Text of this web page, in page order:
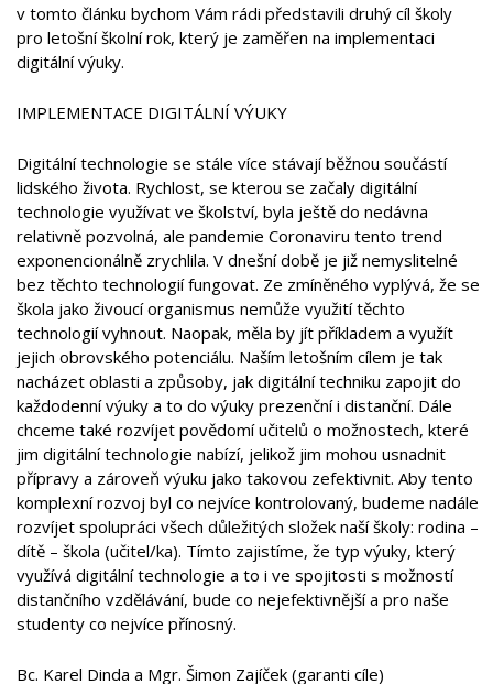
v tomto článku bychom Vám rádi představili druhý cíl školy
pro letošní školní rok, který je zaměřen na implementaci
digitální výuky.
IMPLEMENTACE DIGITÁLNÍ VÝUKY
Digitální technologie se stále více stávají běžnou součástí
lidského života. Rychlost, se kterou se začaly digitální
technologie využívat ve školství, byla ještě do nedávna
relativně pozvolná, ale pandemie Coronaviru tento trend
exponencionálně zrychlila. V dnešní době je již nemyslitelné
bez těchto technologií fungovat. Ze zmíněného vyplývá, že se
škola jako živoucí organismus nemůže využití těchto
technologií vyhnout. Naopak, měla by jít příkladem a využít
jejich obrovského potenciálu. Naším letošním cílem je tak
nacházet oblasti a způsoby, jak digitální techniku zapojit do
každodenní výuky a to do výuky prezenční i distanční. Dále
chceme také rozvíjet povědomí učitelů o možnostech, které
jim digitální technologie nabízí, jelikož jim mohou usnadnit
přípravy a zároveň výuku jako takovou zefektivnit. Aby tento
komplexní rozvoj byl co nejvíce kontrolovaný, budeme nadále
rozvíjet spolupráci všech důležitých složek naší školy: rodina –
dítě – škola (učitel/ka). Tímto zajistíme, že typ výuky, který
využívá digitální technologie a to i ve spojitosti s možností
distančního vzdělávání, bude co nejefektivnější a pro naše
studenty co nejvíce přínosný.
Bc. Karel Dinda a Mgr. Šimon Zajíček (garanti cíle)